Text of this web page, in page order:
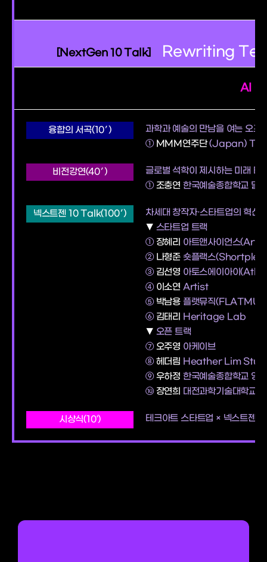
[NextGen 10 Talk] Rewriting
AI
융합의 서곡(10′)
과학과 예술의 만남을 여는 오프
① MMM연주단(Japan)
비전강연(40′)
글로벌 석학이 제시하는 미래 테
①조충연 한국예술종합학교 멀
넥스트젠 10 Talk(100′)
차세대 창작자·스타트업의 혁신
▼ 스타트업 트랙
① 장혜리 아트앤사이언스
② 나형준 숏플랙스(Shortplex)
③ 김선영 아토스에이아이
④ 이소연 Artist
⑤ 박남용 플랫뮤직
⑥ 김태리 Heritage Lab
▼ 오픈 트랙
⑦오주영 아케이브
⑧헤더림 Heather Lim
⑨우하정 한국예술종합학교 영
⑩ 장연희 대전과학기술대학교
시상식(10‘) 테크아트 스타트업 × 넥스트젠